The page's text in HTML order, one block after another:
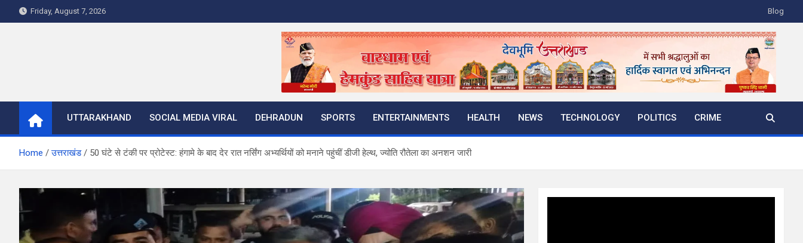
to
Friday, August 7, 2026 Blog
UTTARAKHAND SOCIAL MEDIA VIRAL DEHRADUN SPORTS ENTERTAINMENTS HEALTH NEWS TECHNOLOGY POLITICS CRIME
Home उत्तराखंड 50 घंटे से टंकी पर प्रोटेस्ट: हंगामे के बाद देर रात नर्सिंग अभ्यर्थियों को मनाने पहुंचीं डीजी हेल्थ, ज्योति रौतेला का अनशन जारी